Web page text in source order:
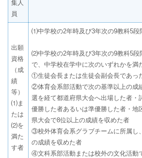
集人
員
出願
資格
（成
績
等）
⑴ま
たは
⑵を
満た
す者
⑴中学校の2年時及び3年次の9教科5段
⑵中学校の2年時及び3年次の9教科5段
で、中学校在学中に次のいずれかを満
①生徒会長または生徒会副会長であっ
②体育会系部活動で次の基準以上の成
選を経て都道府県大会へ出場した者・
優勝した者あるいは準優勝した者・地
県大会で8位以上の成績を収めた者
③校外体育会系グラブチームに所属し
の成績を収めた者
④文科系部活動または校外の文化活動